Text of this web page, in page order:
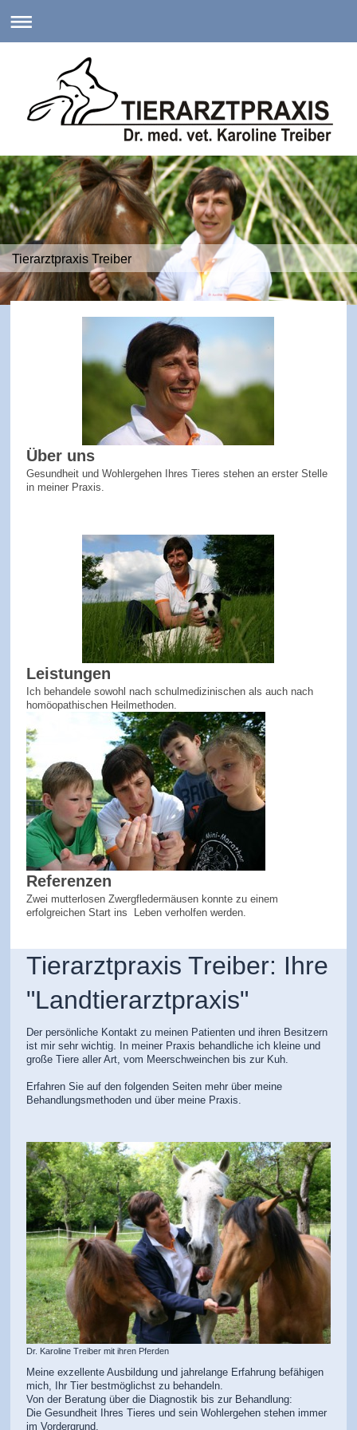
Tierarztpraxis Treiber
Über uns
Gesundheit und Wohlergehen Ihres Tieres stehen an erster Stelle
in meiner Praxis.
Leistungen
Ich behandele sowohl nach schulmedizinischen als auch nach
homöopathischen Heilmethoden.
Referenzen
Zwei mutterlosen Zwergfledermäusen konnte zu einem
erfolgreichen Start ins Leben verholfen werden.
Tierarztpraxis Treiber: Ihre
"Landtierarztpraxis"
Der persönliche Kontakt zu meinen Patienten und ihren Besitzern
ist mir sehr wichtig. In meiner Praxis behandliche ich kleine und
große Tiere aller Art, vom Meerschweinchen bis zur Kuh.
Erfahren Sie auf den folgenden Seiten mehr über meine
Behandlungsmethoden und über meine Praxis.
Dr. Karoline Treiber mit ihren Pferden
Meine exzellente Ausbildung und jahrelange Erfahrung befähigen
mich, Ihr Tier bestmöglichst zu behandeln.
Von der Beratung über die Diagnostik bis zur Behandlung:
Die Gesundheit Ihres Tieres und sein Wohlergehen stehen immer
im Vordergrund.